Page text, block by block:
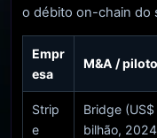
o débito on-chain do
Empr
esa
M&A / piloto
Strip
e
Bridge (US$
bilhão,